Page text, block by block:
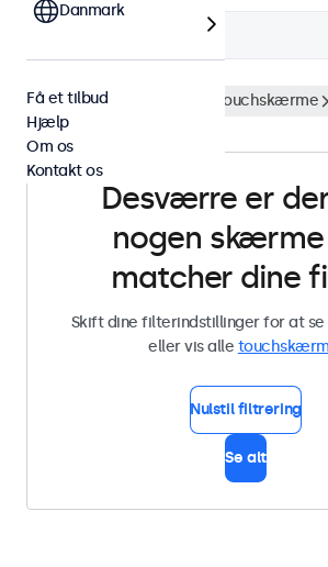
VESA 75 x 75 27 tommer touchskærme
Desværre er
nogen
matcher dine
Skift dine filterindstillinger for at
eller vis alle
Nulstil filtrering
Se alt
Danmark
Få et tilbud
Hjælp
Om os
Kontakt os